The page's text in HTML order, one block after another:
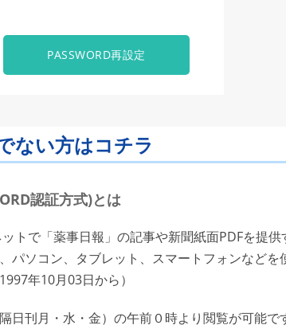
PASSWORD再設定
ない方はコチラ
認証方式)とは
トで「薬事日報」の記事や新聞紙面PDFを提
パソコン、タブレット、スマートフォンなどを
年10月03日から）
日刊月・水・金）の午前０時より閲覧が可能で